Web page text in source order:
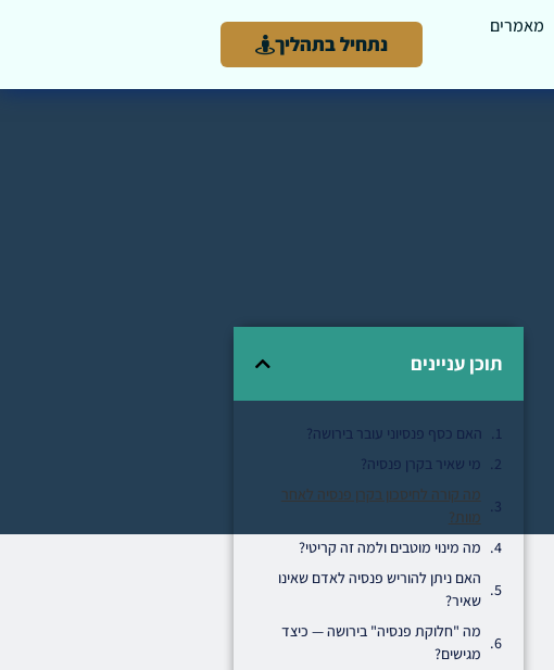
מאמרים
נתחיל בתהליך
תוכן עניינים
האם כסף פנסיוני עובר בירושה?
מי שאיר בקרן פנסיה?
מה קורה לחיסכון בקרן פנסיה לאחר
מוות?
מה מינוי מוטבים ולמה זה קריטי?
האם ניתן להוריש פנסיה לאדם שאינו
שאיר?
מה "חלוקת פנסיה" בירושה — כיצד
מגישים?